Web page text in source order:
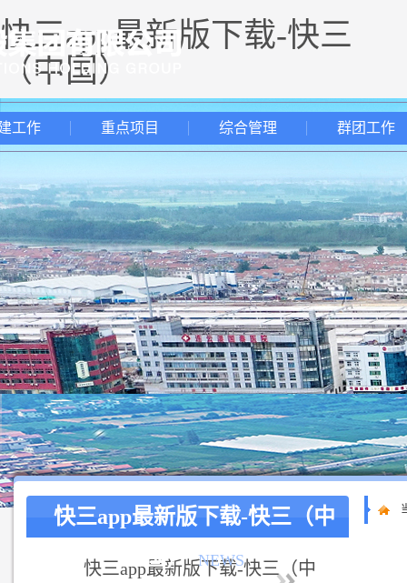
快三app最新版下载-快三
（中国）
工作 重点项目 综合管理 群团工作
快三app最新版下载-快三（中
国） NEWS
快三app最新版下载-快三（中